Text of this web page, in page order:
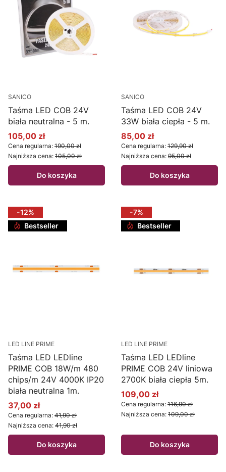
SANICO
Taśma LED COB 24V
biała neutralna - 5 m.
Cena promocyjna
105,00 zł
Cena regularna: 190,00 zł
Najniższa cena: 105,00 zł
Do koszyka
SANICO
Taśma LED COB 24V
33W biała ciepła - 5 m.
Cena promocyjna
85,00 zł
Cena regularna: 129,90 zł
Najniższa cena: 95,00 zł
Do koszyka
-12%
Bestseller
LED LINE PRIME
Taśma LED LEDline
PRIME COB 18W/m 480
chips/m 24V 4000K IP20
biała neutralna 1m.
Cena promocyjna
37,00 zł
Cena regularna: 41,90 zł
Najniższa cena: 41,90 zł
Do koszyka
-7%
Bestseller
LED LINE PRIME
Taśma LED LEDline
PRIME COB 24V liniowa
2700K biała ciepła 5m.
Cena promocyjna
109,00 zł
Cena regularna: 116,90 zł
Najniższa cena: 109,00 zł
Do koszyka